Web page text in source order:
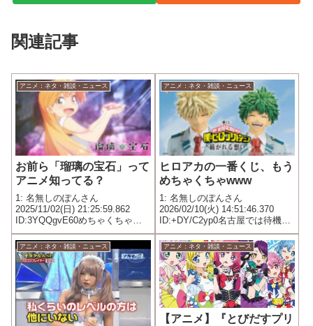
関連記事
アニメ：ネタ・雑談・ニュース
お前ら「瑠璃の宝石」って
アニメ知ってる？
1: 名無しのぽんさん
2025/11/02(日) 21:25:59.862
ID:3YQQgvE60めちゃくちゃ作
画が綺麗でめちゃくちゃ鉱物の
勉強になってマジで高校の視聴
覚室で放送して欲しいレベル
アニメ：ネタ・雑談・ニュース
ヒロアカの一番くじ、もう
めちゃくちゃwww
1: 名無しのぽんさん
2026/02/10(火) 14:51:46.370
ID:+DY/C2yp0名古屋では待機列
が1000人超えて東京では9階の売
り場から地下まで階段で待機列
ができてる模様
アニメ：ネタ・雑談・ニュース アニメ：ネタ・雑談・ニュース
【アニメ】『とびだすプリ